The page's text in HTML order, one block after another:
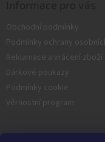
Obchodní podmínky
Podmínky ochrany
Reklamace a vrácení zboží
Dárkové poukazy
Podmínky cookie
Věrnostní program